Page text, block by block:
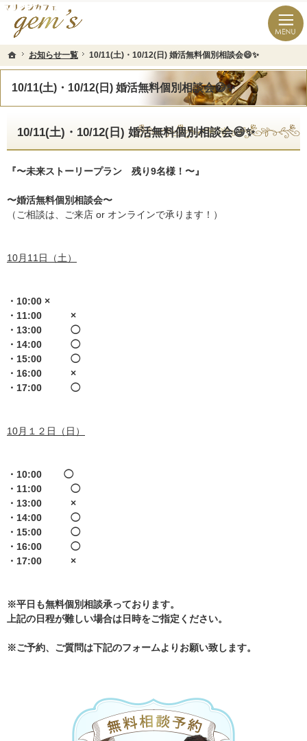
ホーム
お知らせ一覧 10/11(土)・10/12(日) 婚活無料個別相談会😄✨
10/11(土)・10/12(日) 婚活無料個別相談会😄✨
長崎県の婚活なら結婚相談所のマリッジカフェgem’ｓ（ジェムズ）
長崎県長崎市の結婚相談所マリッジカフェgem's(ジェムズ)
10/11(土)・10/12(日) 婚活無料個別相談会😄✨
『〜未来ストーリープラン 残り9名様！〜』
〜婚活無料個別相談会〜
（ご相談は、ご来店 or オンラインで承ります！）
10月11日（土）
・10:00 ×
・11:00 ×
・13:00 ◯
・14:00 ◯
・15:00 ◯
・16:00 ×
・17:00 ◯
10月１２日（日）
・10:00 ◯
・11:00 ◯
・13:00 ×
・14:00 ◯
・15:00 ◯
・16:00 ◯
・17:00 ×
※平日も無料個別相談承っております。
上記の日程が難しい場合は日時をご指定ください。
※ご予約、ご質問は下記のフォームよりお願い致します。
ホーム
お知らせ一覧 10/11(土)・10/12(日) 婚活無料個別相談会😄✨